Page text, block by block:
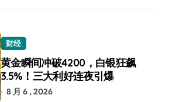
财经
黄金瞬间冲破4200，白银狂飙
3.5%！三大利好连夜引爆
8 月 6 , 2026